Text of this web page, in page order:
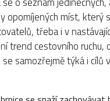
opomíjených míst, který
třeba i v
trend cestovního ruchu,
samozřejmě týká i cílů